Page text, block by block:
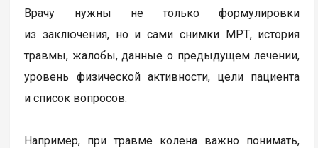
Врачу нужны не только формулировки
из заключения, но и сами снимки МРТ, история
травмы, жалобы, данные о предыдущем лечении,
уровень физической активности, цели пациента
и список вопросов.
Например, при травме колена важно понимать,